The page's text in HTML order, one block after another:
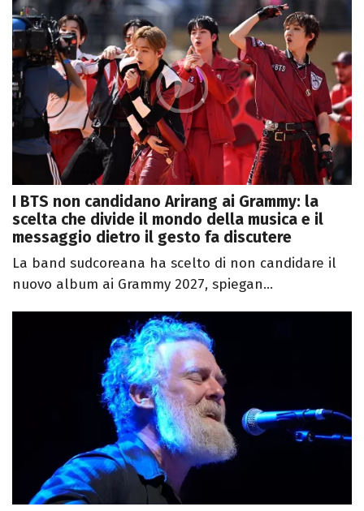
I BTS non candidano Arirang ai Grammy: la
scelta che divide il mondo della musica e il
messaggio dietro il gesto fa discutere
La band sudcoreana ha scelto di non candidare il
nuovo album ai Grammy 2027, spiegan...